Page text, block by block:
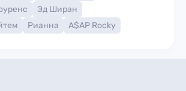
Эд Ширан
Рианна A$AP Rocky